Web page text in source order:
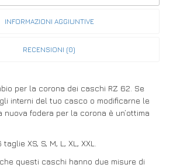
INFORMAZIONI AGGIUNTIVE
RECENSIONI (0)
per la corona dei caschi RZ 62. Se
interni del tuo casco o modificarne le
nuova fodera per la corona è un’ottima
XS, S, M, L, XL, XXL.
questi caschi hanno due misure di